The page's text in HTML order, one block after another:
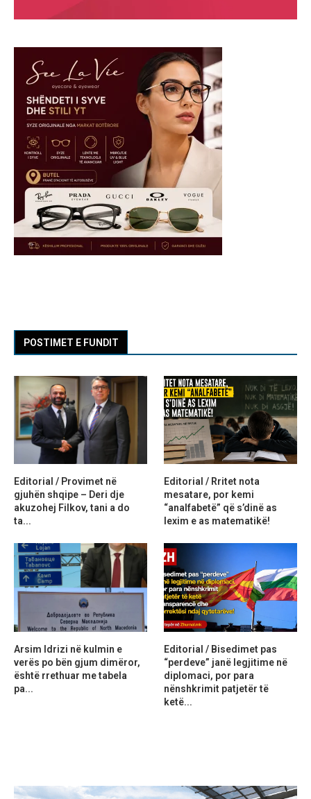
POSTIMET E FUNDIT
Editorial / Provimet në
gjuhën shqipe – Deri dje
akuzohej Filkov, tani a do
ta...
Editorial / Rritet nota
mesatare, por kemi
“analfabetë” që s’dinë as
lexim e as matematikë!
Arsim Idrizi në kulmin e
verës po bën gjum dimëror,
është rrethuar me tabela
pa...
Editorial / Bisedimet pas
“perdeve” janë legjitime në
diplomaci, por para
nënshkrimit patjetër të
ketë...